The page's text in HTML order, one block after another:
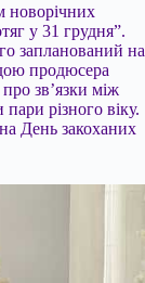
новорічних
у 31 грудня”.
запланований на
продюсера
зв’язки між
різного віку.
День закоханих